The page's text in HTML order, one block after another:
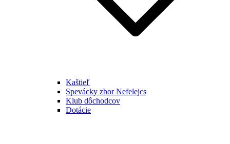
Kaštieľ
Spevácky zbor Nefelejcs
Klub dôchodcov
Dotácie